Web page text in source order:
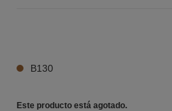
B130
Este producto está agotado.